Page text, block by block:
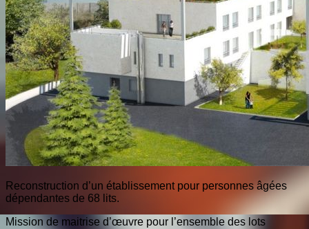
Reconstruction d’un établissement pour personnes âgées
dépendantes de 68 lits.
Mission de maitrise d’œuvre pour l’ensemble des lots